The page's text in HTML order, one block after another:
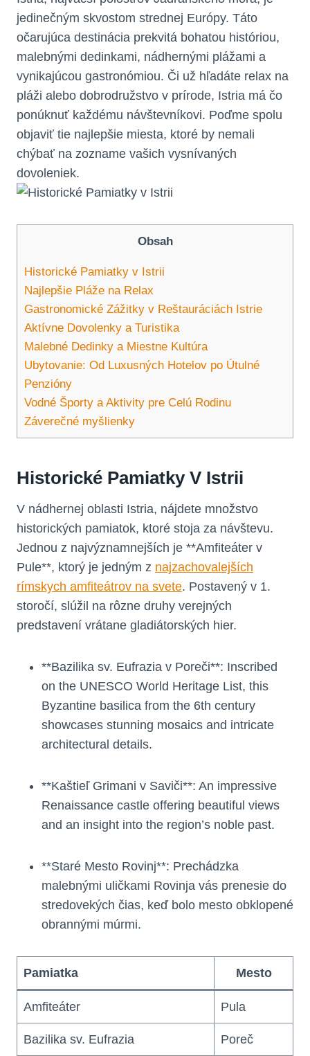
jedinečným skvostom strednej Európy. Táto
očarujúca destinácia prekvitá bohatou históriou,
malebnými dedinkami, nádhernými plážami a
vynikajúcou gastronómiou. Či už hľadáte relax na
pláži alebo dobrodružstvo v prírode, Istria má čo
ponúknuť každému návštevníkovi. Poďme spolu
objaviť tie najlepšie miesta, ktoré by nemali
chýbať na zozname vašich vysnívaných
dovoleniek.
Obsah
Historické Pamiatky v Istrii
Najlepšie Pláže na Relax
Gastronomické Zážitky v Reštauráciách Istrie
Aktívne Dovolenky a Turistika
Malebné Dedinky a Miestne Kultúra
Ubytovanie: Od Luxusných Hotelov po Útulné
Penzióny
Vodné Športy a Aktivity pre Celú Rodinu
Záverečné myšlienky
Historické Pamiatky V Istrii
V nádhernej oblasti Istria, nájdete množstvo
historických pamiatok, ktoré stoja za návštevu.
Jednou z najvýznamnejších je **Amfiteáter v
Pule**, ktorý je jedným z najzachovalejších
rímskych amfiteátrov na svete. Postavený v 1.
storočí, slúžil na rôzne druhy verejných
predstavení vrátane gladiátorských hier.
**Bazilika sv. Eufrazia v Poreči**: Inscribed
on the UNESCO World Heritage List, this
Byzantine basilica from the 6th century
showcases stunning mosaics and intricate
architectural details.
**Kaštieľ Grimani v Saviči**: An impressive
Renaissance castle offering beautiful views
and an insight into the region’s noble past.
**Staré Mesto Rovinj**: Prechádzka
malebnými uličkami Rovinja vás prenesie do
stredovekých čias, keď bolo mesto obklopené
obrannými múrmi.
Pamiatka Mesto
Amfiteáter Pula
Bazilika sv. Eufrazia Poreč